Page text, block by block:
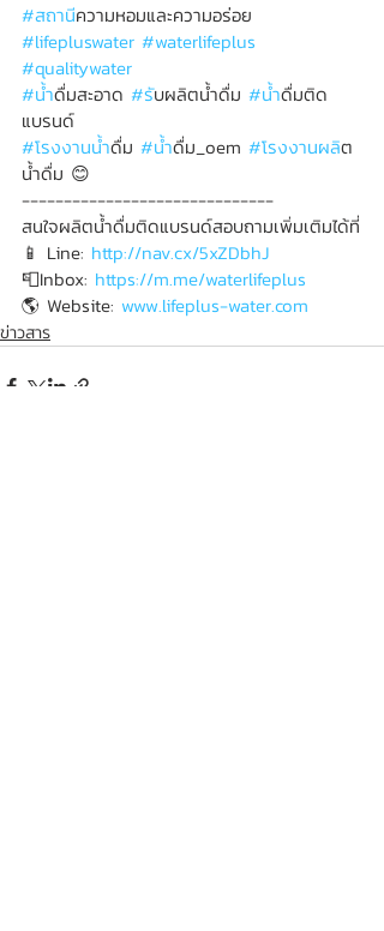
#สถานีความหอมและความอร่อย
#lifepluswater #waterlifeplus
#qualitywater
#น้ำดื่มสะอาด #รับผลิตน้ำดื่ม #น้ำดื่มติด
แบรนด์
#โรงงานน้ำดื่ม #น้ำดื่ม_oem #โรงงานผลิต
น้ำดื่ม 😊
------------------------------
สนใจผลิตน้ำดื่มติดแบรนด์สอบถามเพิ่มเติมได้ที่
📱 Line: http://nav.cx/5xZDbhJ
📮Inbox: https://m.me/waterlifeplus
🌎 Website: www.lifeplus-water.com
ข่าวสาร